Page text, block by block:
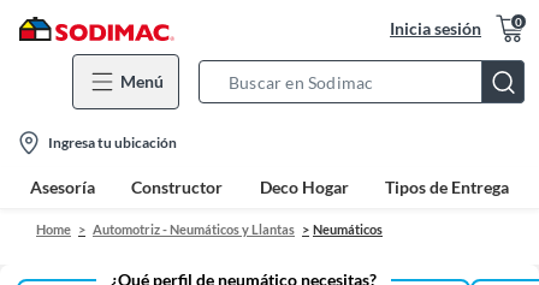
Inicia sesión 0
Menú
Bar
location-
icon
Ingresa tu ubicación
Asesoría Constructor Deco Hogar Tipos de Entrega
Home Automotriz - Neumáticos y Llantas Neumáticos
¿Qué perfil de neumático necesitas?